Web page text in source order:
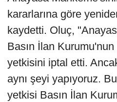
kararlarına göre
kaydetti. Oluç,
Basın İlan
yetkisini iptal etti.
aynı şeyi yapıyoruz.
yetkisi Basın İlan